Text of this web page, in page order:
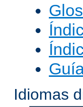
Idiomas